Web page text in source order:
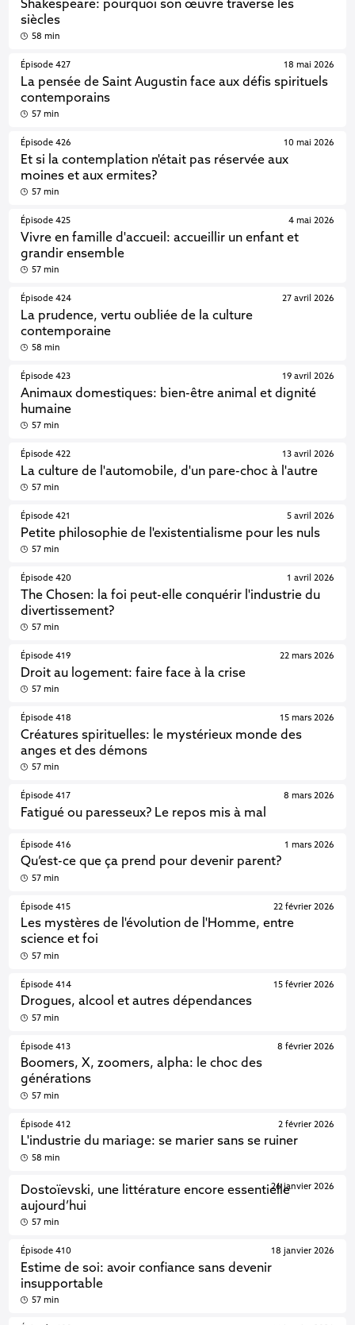
Shakespeare: pourquoi son œuvre traverse les
siècles
58 min
Épisode 427
La pensée de Saint Augustin face aux défis spirituels
contemporains
18 mai 2026
57 min
Épisode 426
Et si la contemplation n'était pas réservée aux
moines et aux ermites?
10 mai 2026
57 min
Épisode 425
Vivre en famille d'accueil: accueillir un enfant et
grandir ensemble
4 mai 2026
57 min
Épisode 424
La prudence, vertu oubliée de la culture
contemporaine
27 avril 2026
58 min
Épisode 423
Animaux domestiques: bien-être animal et dignité
humaine
19 avril 2026
57 min
Épisode 422
La culture de l'automobile, d'un pare-choc à l'autre
13 avril 2026
57 min
Épisode 421
Petite philosophie de l'existentialisme pour les nuls
5 avril 2026
57 min
Épisode 420
The Chosen: la foi peut-elle conquérir l'industrie du
divertissement?
1 avril 2026
57 min
Épisode 419
Droit au logement: faire face à la crise
22 mars 2026
57 min
Épisode 418
Créatures spirituelles: le mystérieux monde des
anges et des démons
15 mars 2026
57 min
Épisode 417
Fatigué ou paresseux? Le repos mis à mal
8 mars 2026
Épisode 416
Qu’est-ce que ça prend pour devenir parent?
1 mars 2026
57 min
Épisode 415
Les mystères de l'évolution de l'Homme, entre
science et foi
22 février 2026
57 min
Épisode 414
Drogues, alcool et autres dépendances
15 février 2026
57 min
Épisode 413
Boomers, X, zoomers, alpha: le choc des
générations
8 février 2026
57 min
Épisode 412
L'industrie du mariage: se marier sans se ruiner
2 février 2026
58 min
Dostoïevski, une littérature encore essentielle
aujourd’hui
26 janvier 2026
57 min
Épisode 410
Estime de soi: avoir confiance sans devenir
insupportable
18 janvier 2026
57 min